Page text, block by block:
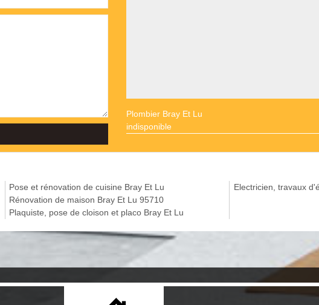
Plombier Bray Et Lu
indisponible
Pose et rénovation de cuisine Bray Et Lu
Rénovation de maison Bray Et Lu 95710
Plaquiste, pose de cloison et placo Bray Et Lu
Electricien, travaux